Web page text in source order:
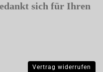
sich für Ihren
Vertrag widerrufen